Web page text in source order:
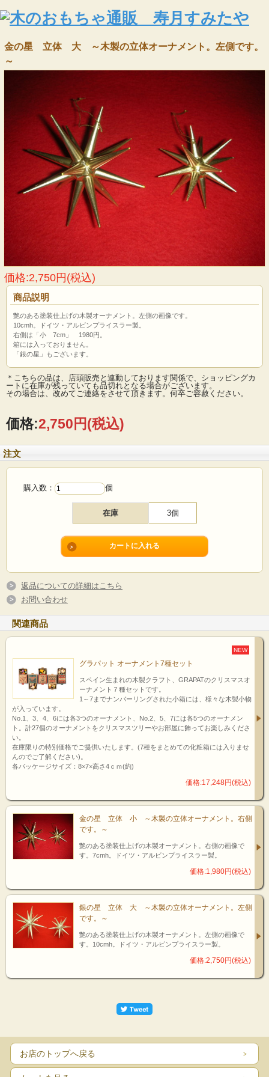
金の星 立体 大 ～木製の立体オーナメント。左側です。
～
価格:2,750円(税込)
商品説明
艶のある塗装仕上げの木製オーナメント。左側の画像です。
10cmh。ドイツ・アルビンプライスラー製。
右側は「小 7cm」 1980円。
箱には入っておりません。
「銀の星」もございます。
＊こちらの品は、店頭販売と連動しております関係で、ショッピングカ
ートに在庫が残っていても品切れとなる場合がございます。
その場合は、改めてご連絡をさせて頂きます。何卒ご容赦ください。
価格:2,750円(税込)
注文
購入数： 個
在庫 3個
返品についての詳細はこちら
お問い合わせ
関連商品
NEW
グラパット オーナメント7種セット
スペイン生まれの木製クラフト、GRAPATのクリスマスオ
ーナメント７種セットです。
1～7までナンバーリングされた小箱には、様々な木製小物
が入っています。
No.1、3、4、6には各3つのオーナメント、No.2、5、7には各5つのオーナメン
ト。計27個のオーナメントをクリスマスツリーやお部屋に飾ってお楽しみくださ
い。
在庫限りの特別価格でご提供いたします。(7種をまとめての化粧箱には入りませ
んのでご了解ください)。
各パッケージサイズ：8×7×高さ4ｃｍ(約)
価格:17,248円(税込)
金の星 立体 小 ～木製の立体オーナメント。右側
です。～
艶のある塗装仕上げの木製オーナメント。右側の画像で
す。7cmh。ドイツ・アルビンプライスラー製。
価格:1,980円(税込)
銀の星 立体 大 ～木製の立体オーナメント。左側
です。～
艶のある塗装仕上げの木製オーナメント。左側の画像で
す。10cmh。ドイツ・アルビンプライスラー製。
価格:2,750円(税込)
お店のトップへ戻る